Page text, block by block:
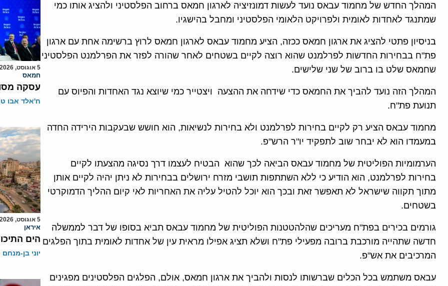
המהלך החדש של מחמוד עבאס נועד לעשות דמונזיציה לארגון חמאס ברחוב הפלסטיני ולהציג אותו כמי
שמתנגד לאחדות לאומית ולפרויקט הלאומי הפלסטיני ומחבל בהישגיו.
בניסיון פתטי להציג את ארגון חמאס ככזה, הציע מחמוד עבאס לארגון חמאס לרוץ ברשימה אחת עם ארגון
פת"ח בבחירות החדשות לפרלמנט שהוא רוצה לקיים בשטחים לאחר שהורה לפזר את הפרלמנט הפלסטיני
שחמאס שלט בו ברוב של שני שלישים.
המהלך הזה נועד להביך את החמאס כדי שידחה את ההצעה ויצטייר כמי שיוצא נגד האחדות והפיוס עם
תנועת פת"ח.
מחמוד עבאס הציע רק לקיים בחירות לפרלמנט ולא בחירות לנשיאות, הוא חושש שבעקבות הירידה החדה
במעמדו הוא לא יבחר שוב לתפקיד יו"ר הרש"פ.
הערמומיות הפוליטית של מחמוד עבאס הביאה לכך שהוא הבטיח לעצמו דרך נסיגה מהצעתו לקיים
בחירות לפרלמנט, הוא הודיע כי ללא השתתפות תושבי מזרח ירושלים בבחירות לא ניתן יהיה לקיים אותן
מתוך תקווה שישראל לא תאפשר זאת ובכך הוא יוכל להטיל עליה את האחריות לאי קיום ההליך הדמוקרטי
בשטחים.
גורמים בכירים בפת"ח מעריכים שהלהטטנות הפוליטית של מחמוד עבאס תביא בסופו של דבר לממשלה
חדשה שתהייה מורכבת ברובה מפעילי פת"ח ושלא תציג אפילו מראית עין של אחדות לאומית בתוך הפלגים
המרכיבים את אש"פ.
עבאס משתמש בכל הכלים שברשותו לנסות ולהביך את ארגון חמאס, אולם, הפלגים הפלסטינים מפגינים
5 אוגוסט, 2026
חמאס
עסקה
ח'אלד אבו
5 אוגוסט, 2026
איראן
הים
יוני בן-מנחם